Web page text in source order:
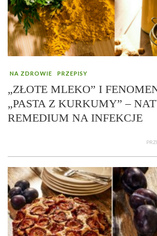
NA ZDROWIE PRZEPISY
„ZŁOTE MLEKO” I
„PASTA Z KURKUMY” –
REMEDIUM NA INFEKCJE